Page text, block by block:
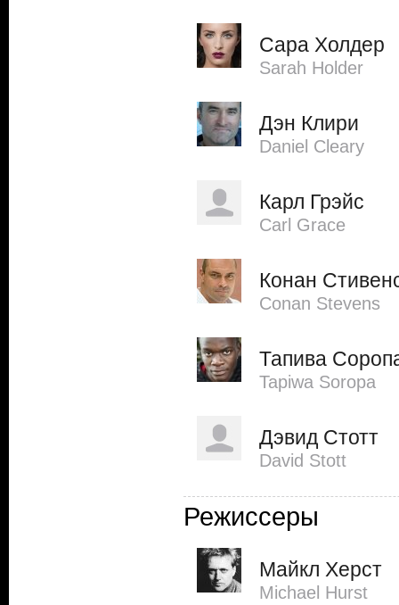
Сара Холдер
Sarah Holder
Дэн Клири
Daniel Cleary
Карл Грэйс
Carl Grace
Конан
Conan Stevens
Тапива
Tapiwa Soropa
Дэвид Стотт
David Stott
Режиссеры
Майкл Херст
Michael Hurst